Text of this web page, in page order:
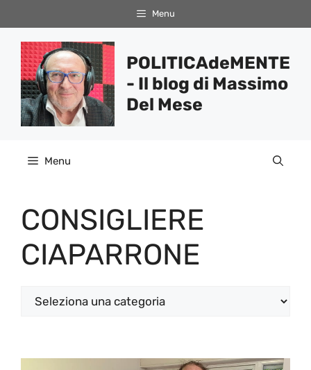
al
contenuto
Menu
POLITICAdeMENTE
- Il blog di Massimo
Del Mese
Menu
CONSIGLIERE
CIAPARRONE
Categorie